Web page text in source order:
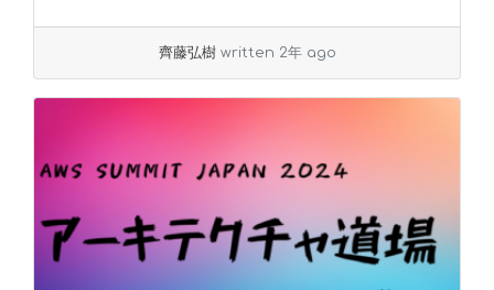
齊藤弘樹 written 2年 ago